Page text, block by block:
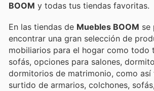
BOOM y todas tus tiendas favoritas.
En las tiendas de Muebles BOOM se
encontrar una gran selección de
mobiliarios para el hogar como todo
sofás, opciones para salones,
dormitorios de matrimonio, como así
surtido de armarios, colchones,